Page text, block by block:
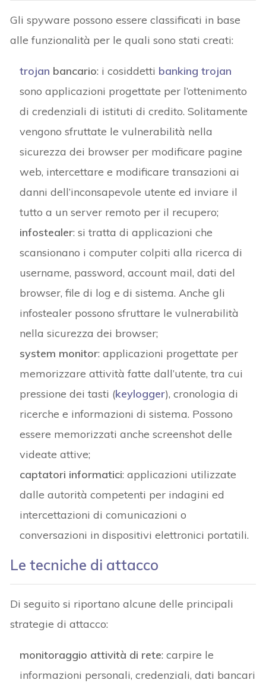
Gli spyware possono essere classificati in base
alle funzionalità per le quali sono stati creati:
trojan bancario: i cosiddetti banking trojan
sono applicazioni progettate per l’ottenimento
di credenziali di istituti di credito. Solitamente
vengono sfruttate le vulnerabilità nella
sicurezza dei browser per modificare pagine
web, intercettare e modificare transazioni ai
danni dell’inconsapevole utente ed inviare il
tutto a un server remoto per il recupero;
infostealer: si tratta di applicazioni che
scansionano i computer colpiti alla ricerca di
username, password, account mail, dati del
browser, file di log e di sistema. Anche gli
infostealer possono sfruttare le vulnerabilità
nella sicurezza dei browser;
system monitor: applicazioni progettate per
memorizzare attività fatte dall’utente, tra cui
pressione dei tasti (keylogger), cronologia di
ricerche e informazioni di sistema. Possono
essere memorizzati anche screenshot delle
videate attive;
captatori informatici: applicazioni utilizzate
dalle autorità competenti per indagini ed
intercettazioni di comunicazioni o
conversazioni in dispositivi elettronici portatili.
Le tecniche di attacco
Di seguito si riportano alcune delle principali
strategie di attacco:
monitoraggio attività di rete: carpire le
informazioni personali, credenziali, dati bancari